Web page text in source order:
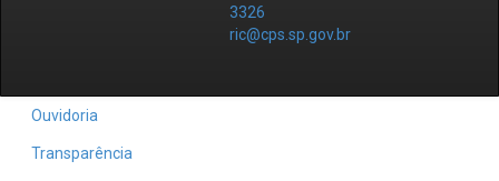
3326
ric@cps.sp.gov.br
Ouvidoria
Transparência